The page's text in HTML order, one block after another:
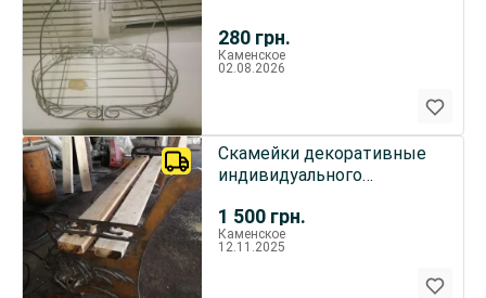
280 грн.
Каменское
02.08.2026
1 500 грн.
Скамейки декоративные
индивидуального
Каменское
12.11.2025